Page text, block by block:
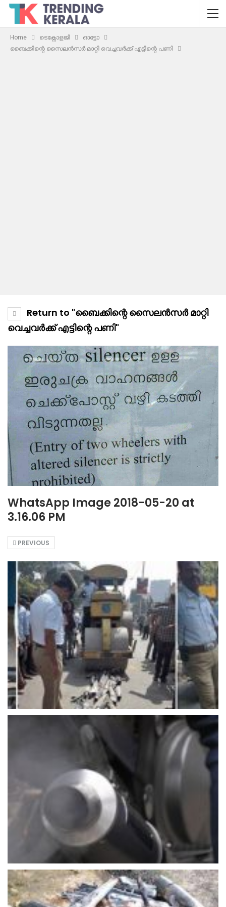
Home ടെക്നോളജി
ഓട്ടോ
ബൈക്കിന്റെ സൈലൻസർ മാറ്റി വെച്ചവർക്ക് എട്ടിന്റെ പണി
Return to "ബൈക്കിന്റെ സൈലൻസർ മാറ്റി
വെച്ചവർക്ക് എട്ടിന്റെ പണി"
WhatsApp Image 2018-05-20 at
3.16.06 PM
PREVIOUS